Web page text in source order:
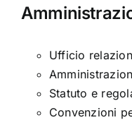
Ufficio
Statuto e
Convenzioni